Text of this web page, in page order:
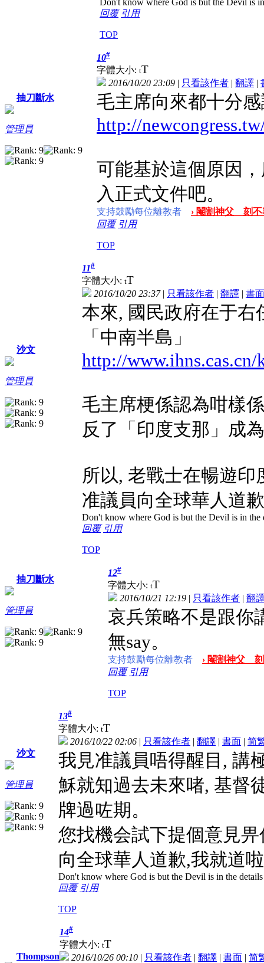
Don't know where God is but the Devil is
回覆 引用
TOP
抽刀斷水
管理員
10#
字體大小: tT
2016/10/20 23:09 | 只看該作者 | 翻譯 |
毛主席向來都十分
http://
可能基於這個原因
入正式文件吧。
支持鼓勵每位離教者
› 閹割神父 刻不
回覆 引用
TOP
沙文
管理員
11#
字體大小: tT
2016/10/20 23:37| 只看該作者 | 翻譯 | 書面
本來, 國民政府在于右
「中南半島」
http://
毛主席梗係認為咁樣
反了「印度支那」成
所以, 老戰士在暢遊
准議員向全球華人道歉
Don't know where God is but the Devil is in the
回覆 引用
TOP
抽刀斷水
管理員
12#
字體大小: tT
2016/10/21 12:19 | 只看該作者 | 翻
哀兵策略不是跟你
無say。
支持鼓勵每位離教者
› 閹割神父 刻
回覆 引用
TOP
沙文
管理員
13#
字體大小: tT
2016/10/22 02:06 | 只看該作者 | 翻譯 | 書面 | 简
我見准議員唔得醒目, 講
穌就知過去未來啫, 基督
牌過咗期。
您找機会試下提個意見
向全球華人道歉,我就道
Don't know where God is but the Devil is in the details
回覆 引用
TOP
Thompson
14#
字體大小: tT
2016/10/26 00:10 | 只看該作者 | 翻譯 | 書面 | 简